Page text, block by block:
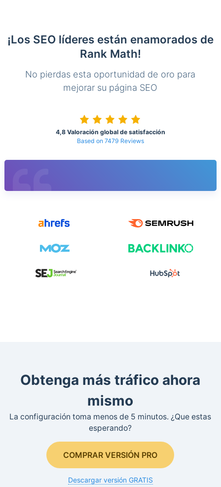
¡Los SEO líderes están enamorados de
Rank Math!
No pierdas esta oportunidad de oro para
mejorar su página SEO
4,8 Valoración global de satisfacción
Based on 7479 Reviews
Obtenga más tráfico ahora
mismo
La configuración toma menos de 5 minutos. ¿Que estas
esperando?
COMPRAR VERSIÓN PRO
Descargar versión GRATIS